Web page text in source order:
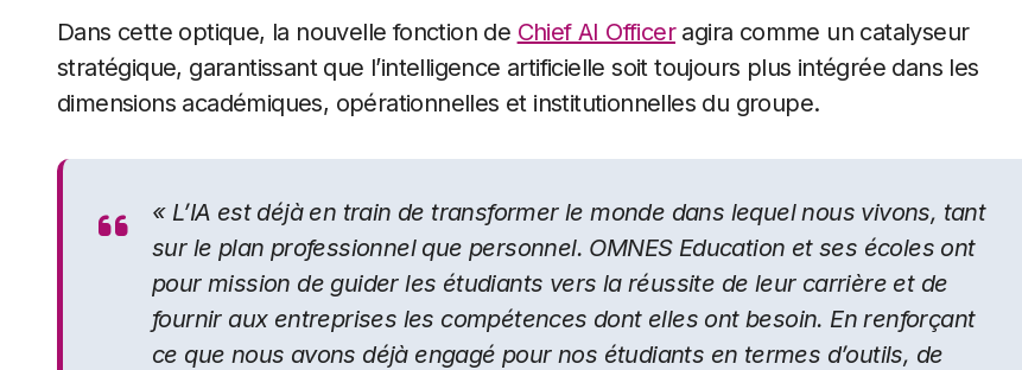
Dans cette optique, la nouvelle fonction de Chief AI Officeragira comme un catalyseur
stratégique, garantissant que l’intelligence artificielle soit toujours plus intégrée dans les
dimensions académiques, opérationnelles et institutionnelles du groupe.
« L’IA est déjà en train de transformer le monde dans lequel nous vivons, tant
sur le plan professionnel que personnel. OMNES Education et ses écoles ont
pour mission de guider les étudiants vers la réussite de leur carrière et de
fournir aux entreprises les compétences dont elles ont besoin. En renforçant
ce que nous avons déjà engagé pour nos étudiants en termes d’outils, de